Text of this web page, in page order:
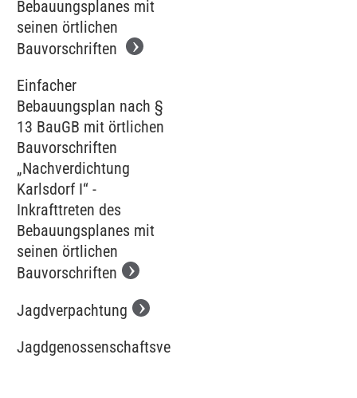
Bebauungsplanes mit
seinen örtlichen
Bauvorschriften
Einfacher
Bebauungsplan nach §
13 BauGB mit örtlichen
Bauvorschriften
„Nachverdichtung
Karlsdorf I“ -
Inkrafttreten des
Bebauungsplanes mit
seinen örtlichen
Bauvorschriften
Jagdverpachtung
Jagdgenossenschaftsversammlung